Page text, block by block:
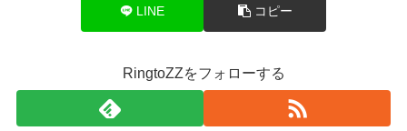
LINE コピー
RingtoZZをフォローする